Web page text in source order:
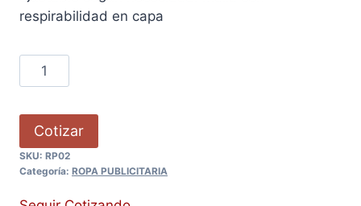
respirabilidad en capa
Cotizar
SKU: RP02
Categoría: ROPA PUBLICITARIA